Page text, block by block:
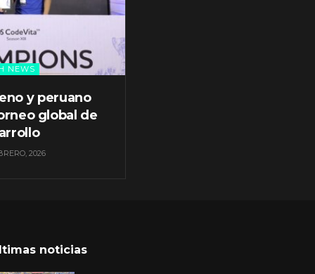
NEWS
y peruano
global de
2026
noticias